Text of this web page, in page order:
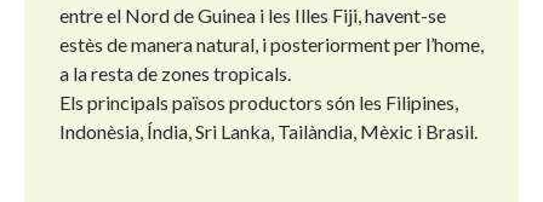
entre el Nord de Guinea i les Illes Fiji, havent-se
estès de manera natural, i posteriorment per l’home,
a la resta de zones tropicals.
Els principals països productors són les Filipines,
Indonèsia, Índia, Sri Lanka, Tailàndia, Mèxic i Brasil.